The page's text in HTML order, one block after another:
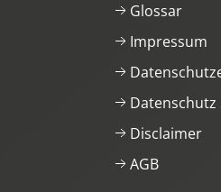
Glossar
Impressum
Datenschutz
Disclaimer
AGB